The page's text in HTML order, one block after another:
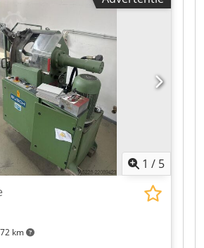
Volledig gereviseerd,
1 / 5
km